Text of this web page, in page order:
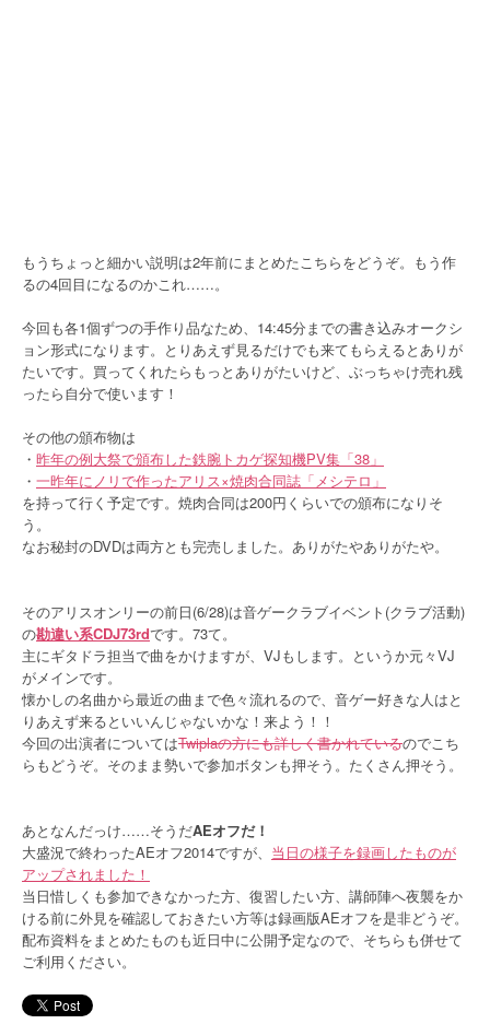
もうちょっと細かい説明は2年前にまとめたこちらをどうぞ。もう作
るの4回目になるのかこれ……。
今回も各1個ずつの手作り品なため、14:45分までの書き込みオークシ
ョン形式になります。とりあえず見るだけでも来てもらえるとありが
たいです。買ってくれたらもっとありがたいけど、ぶっちゃけ売れ残
ったら自分で使います！
その他の頒布物は
・ 昨年の例大祭で頒布した鉄腕トカゲ探知機PV集「38」
・ 一昨年にノリで作ったアリス×焼肉合同誌「メシテロ」
を持って行く予定です。焼肉合同は200円くらいでの頒布になりそ
う。
なお秘封のDVDは両方とも完売しました。ありがたやありがたや。
そのアリスオンリーの前日(6/28)は音ゲークラブイベント(クラブ活動)
の勘違い系CDJ73rdです。73て。
主にギタドラ担当で曲をかけますが、VJもします。というか元々VJ
がメインです。
懐かしの名曲から最近の曲まで色々流れるので、音ゲー好きな人はと
りあえず来るといいんじゃないかな！来よう！！
今回の出演者についてはTwiplaの方にも詳しく書かれているのでこち
らもどうぞ。そのまま勢いで参加ボタンも押そう。たくさん押そう。
あとなんだっけ……そうだAEオフだ！
大盛況で終わったAEオフ2014ですが、 当日の様子を録画したものが
アップされました！
当日惜しくも参加できなかった方、復習したい方、講師陣へ夜襲をか
ける前に外見を確認しておきたい方等は録画版AEオフを是非どうぞ。
配布資料をまとめたものも近日中に公開予定なので、そちらも併せて
ご利用ください。